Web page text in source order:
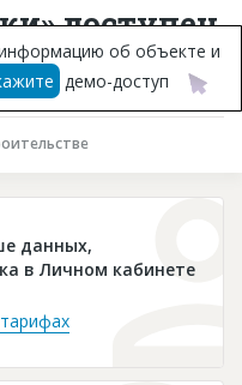
доступен
данных,
в Личном кабинете
об объекте и
демо-доступ